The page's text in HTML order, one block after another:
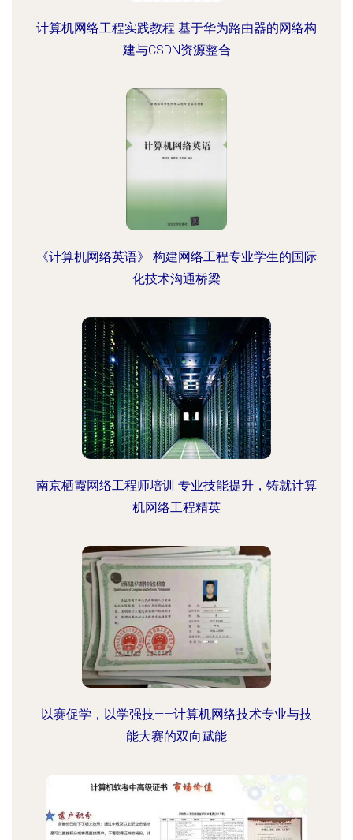
计算机网络工程实践教程 基于华为路由器的网络构
建与CSDN资源整合
《计算机网络英语》 构建网络工程专业学生的国际
化技术沟通桥梁
南京栖霞网络工程师培训 专业技能提升，铸就计算
机网络工程精英
以赛促学，以学强技——计算机网络技术专业与技
能大赛的双向赋能